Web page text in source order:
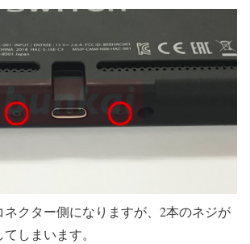
ネクター側になりますが、2本のネジが
しまいます。